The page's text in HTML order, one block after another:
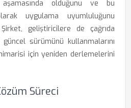
olduğunu ve bu
uygulama uyumluluğunu
geliştiricilere de çağrıda
sürümünü kullanmalarını
için yeniden derlemelerini
Süreci